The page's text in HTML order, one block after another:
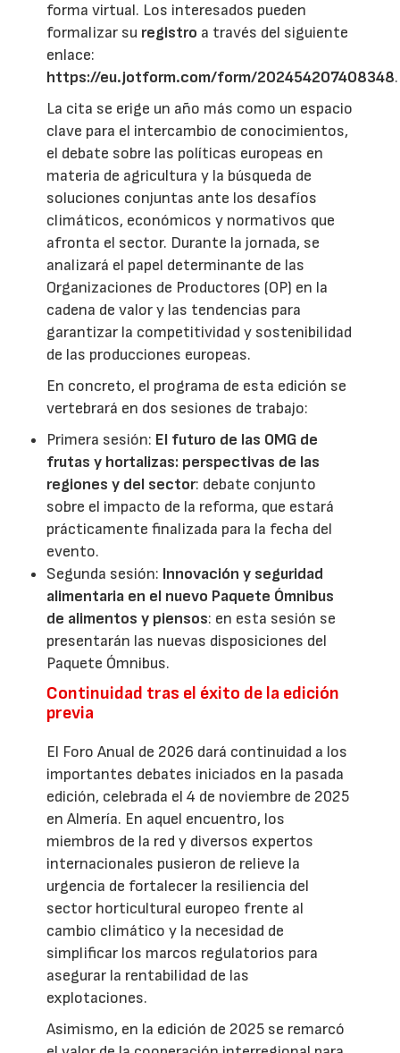
forma virtual. Los interesados pueden
formalizar su registro a través del siguiente
enlace:
https://eu.jotform.com/form/202454207408348.
La cita se erige un año más como un espacio
clave para el intercambio de conocimientos,
el debate sobre las políticas europeas en
materia de agricultura y la búsqueda de
soluciones conjuntas ante los desafíos
climáticos, económicos y normativos que
afronta el sector. Durante la jornada, se
analizará el papel determinante de las
Organizaciones de Productores (OP) en la
cadena de valor y las tendencias para
garantizar la competitividad y sostenibilidad
de las producciones europeas.
En concreto, el programa de esta edición se
vertebrará en dos sesiones de trabajo:
Primera sesión: El futuro de las OMG de
frutas y hortalizas: perspectivas de las
regiones y del sector: debate conjunto
sobre el impacto de la reforma, que estará
prácticamente finalizada para la fecha del
evento.
Segunda sesión: Innovación y seguridad
alimentaria en el nuevo Paquete Ómnibus
de alimentos y piensos: en esta sesión se
presentarán las nuevas disposiciones del
Paquete Ómnibus.
Continuidad tras el éxito de la edición
previa
El Foro Anual de 2026 dará continuidad a los
importantes debates iniciados en la pasada
edición, celebrada el 4 de noviembre de 2025
en Almería. En aquel encuentro, los
miembros de la red y diversos expertos
internacionales pusieron de relieve la
urgencia de fortalecer la resiliencia del
sector horticultural europeo frente al
cambio climático y la necesidad de
simplificar los marcos regulatorios para
asegurar la rentabilidad de las
explotaciones.
Asimismo, en la edición de 2025 se remarcó